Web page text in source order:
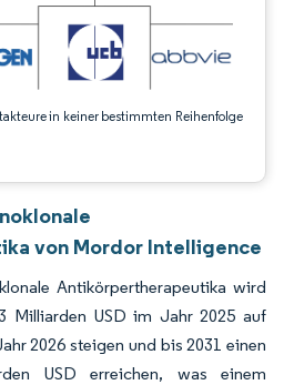
in keiner bestimmten Reihenfolge
von Mordor Intelligence
Antikörpertherapeutika wird
Milliarden USD im Jahr 2025 auf
2026 steigen und bis 2031 einen
USD erreichen, was einem